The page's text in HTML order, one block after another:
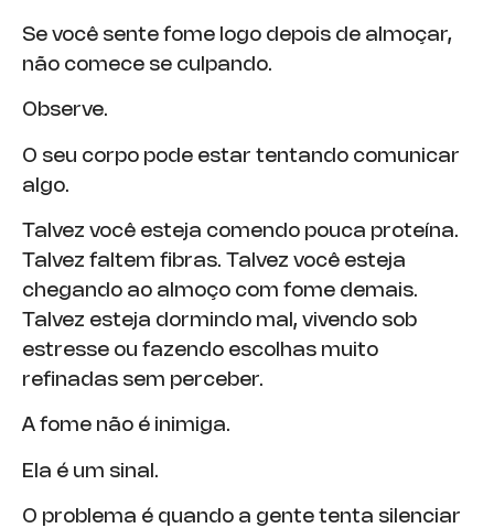
Se você sente fome logo depois de almoçar,
não comece se culpando.
Observe.
O seu corpo pode estar tentando comunicar
algo.
Talvez você esteja comendo pouca proteína.
Talvez faltem fibras. Talvez você esteja
chegando ao almoço com fome demais.
Talvez esteja dormindo mal, vivendo sob
estresse ou fazendo escolhas muito
refinadas sem perceber.
A fome não é inimiga.
Ela é um sinal.
O problema é quando a gente tenta silenciar